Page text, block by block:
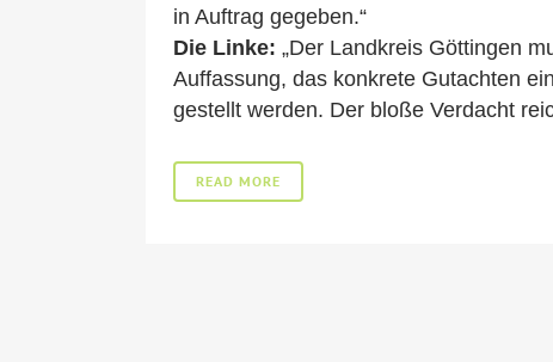
in Auftrag gegeben.“
Die Linke: „Der Landkreis Göttingen
Auffassung, das konkrete Gutachten
gestellt werden. Der bloße Verdacht
READ MORE